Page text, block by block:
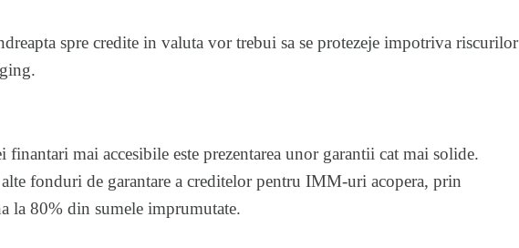
spre credite in valuta vor trebui sa se protezeje impotriva riscurilor
mai accesibile este prezentarea unor garantii cat mai solide.
fonduri de garantare a creditelor pentru IMM-uri acopera, prin
la 80% din sumele imprumutate.